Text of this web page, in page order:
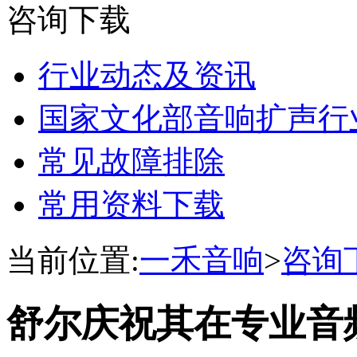
咨询下载
行业动态及资讯
国家文化部音响扩声
常见故障排除
常用资料下载
当前位置:一禾音响>咨询
舒尔庆祝其在专业音